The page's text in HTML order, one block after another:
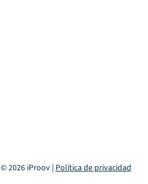
© 2026 iProov |Política de privacidad